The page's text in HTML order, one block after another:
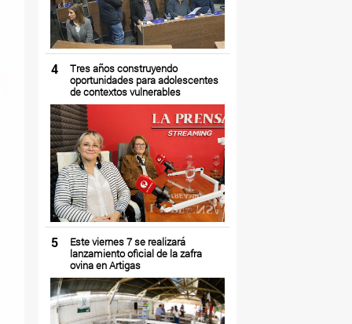
4
Tres años construyendo
oportunidades para adolescentes
de contextos vulnerables
5
Este viernes 7 se realizará
lanzamiento oficial de la zafra
ovina en Artigas